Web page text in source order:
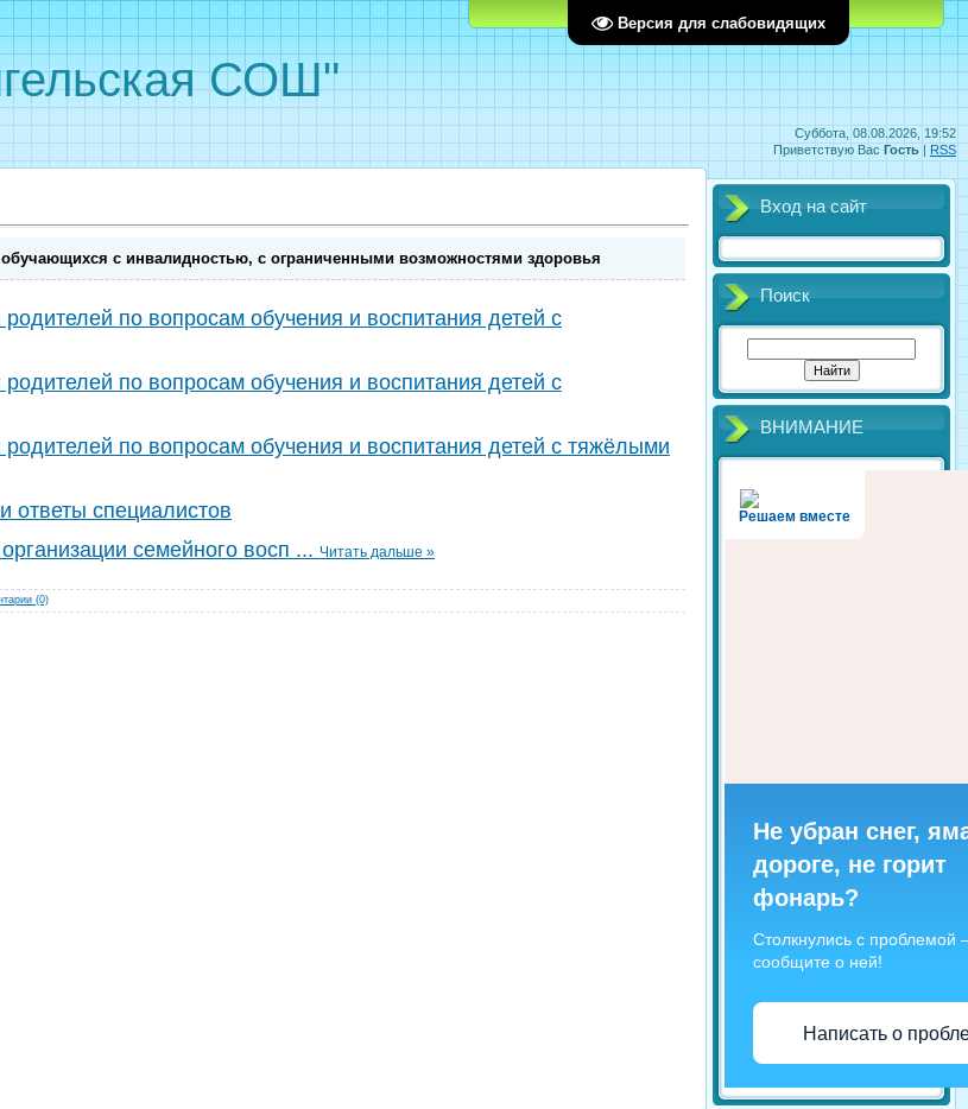
Версия для слабовидящих
Суббота, 08.08.2026, 19:52
Приветствую Вас Гость | RSS
СОШ"
обучающихся с инвалидностью, с ограниченными возможностями здоровья
по вопросам обучения и воспитания детей с
по вопросам обучения и воспитания детей с
по вопросам обучения и воспитания детей с тяжёлыми
ответы специалистов
семейного восп ... Читать дальше »
(0)
Вход на сайт
Поиск
ВНИМАНИЕ
Решаем вместе
Не убран снег,
дороге, не горит
фонарь?
Столкнулись с проблемой
сообщите о ней!
Написать о